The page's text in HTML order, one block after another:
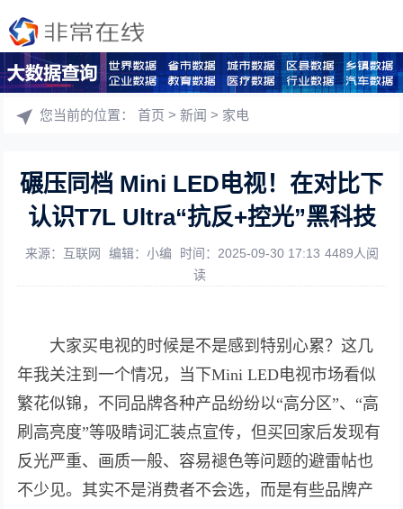
您当前的位置：首页 >新闻 > 家电
碾压同档 Mini LED电视！在对比下
认识T7L Ultra“抗反+控光”黑科技
来源：互联网 编辑：小编 时间：2025-09-30 17:13 4489人阅
读
大家买电视的时候是不是感到特别心累？这几
年我关注到一个情况，当下Mini LED电视市场看似
繁花似锦，不同品牌各种产品纷纷以“高分区”、“高
刷高亮度”等吸睛词汇装点宣传，但买回家后发现有
反光严重、画质一般、容易褪色等问题的避雷帖也
不少见。其实不是消费者不会选，而是有些品牌产